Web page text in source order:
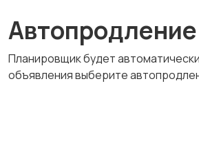
Автопродление
Планировщик будет
объявления выберите